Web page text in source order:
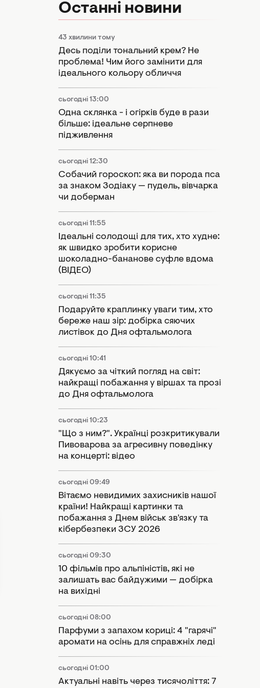
Останні новини
43 хвилини тому
Десь поділи тональний крем? Не
проблема! Чим його замінити для
ідеального кольору обличчя
сьогодні 13:00
Одна склянка - і огірків буде в рази
більше: ідеальне серпневе
підживлення
сьогодні 12:30
Собачий гороскоп: яка ви порода пса
за знаком Зодіаку — пудель, вівчарка
чи доберман
сьогодні 11:55
Ідеальні солодощі для тих, хто худне:
як швидко зробити корисне
шоколадно-бананове суфле вдома
(ВІДЕО)
сьогодні 11:35
Подаруйте краплинку уваги тим, хто
береже наш зір: добірка сяючих
листівок до Дня офтальмолога
сьогодні 10:41
Дякуємо за чіткий погляд на світ:
найкращі побажання у віршах та прозі
до Дня офтальмолога
сьогодні 10:23
"Що з ним?". Українці розкритикували
Пивоварова за агресивну поведінку
на концерті: відео
сьогодні 09:49
Вітаємо невидимих захисників нашої
країни! Найкращі картинки та
побажання з Днем військ зв'язку та
кібербезпеки ЗСУ 2026
сьогодні 09:30
10 фільмів про альпіністів, які не
залишать вас байдужими — добірка
на вихідні
сьогодні 08:00
Парфуми з запахом кориці: 4 "гарячі"
аромати на осінь для справжніх леді
сьогодні 01:00
Актуальні навіть через тисячоліття: 7